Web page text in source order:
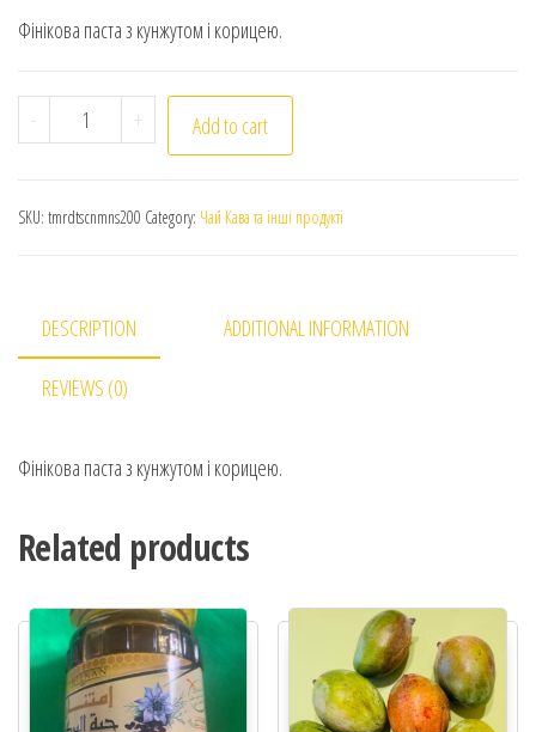
Фінікова паста з кунжутом і корицею.
- Bavero New Tamara. Фінікова паста з кунжутом і
+ Add to cart
SKU: tmrdtscnmns200 Category: Чай Кава та інші продукті
DESCRIPTION ADDITIONAL INFORMATION
REVIEWS (0)
Фінікова паста з кунжутом і корицею.
Related products